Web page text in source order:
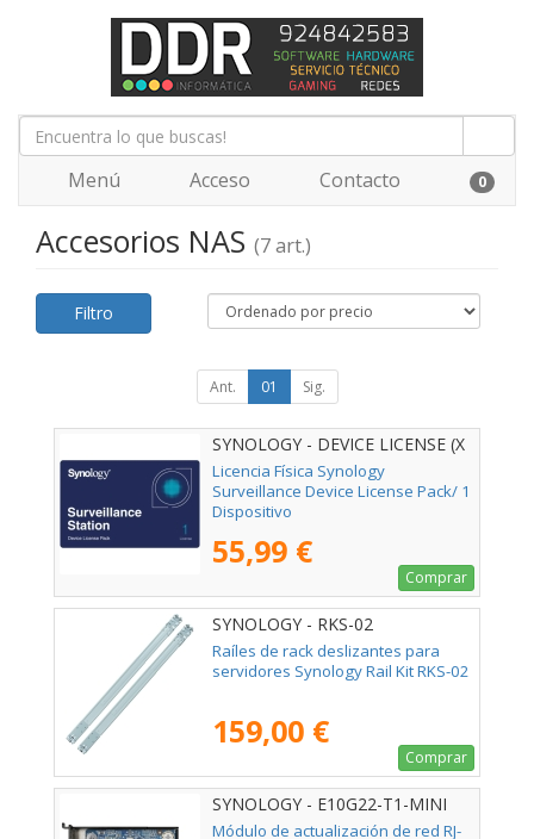
Menú Acceso Contacto 0
Accesorios NAS (7 art.)
Filtro
Ant. 01 Sig.
SYNOLOGY - DEVICE LICENSE (X
1)
Licencia Física Synology
Surveillance Device License Pack/ 1
Dispositivo
55,99 €
Comprar
SYNOLOGY - RKS-02
Raíles de rack deslizantes para
servidores Synology Rail Kit RKS-02
159,00 €
Comprar
SYNOLOGY - E10G22-T1-MINI
Módulo de actualización de red RJ-